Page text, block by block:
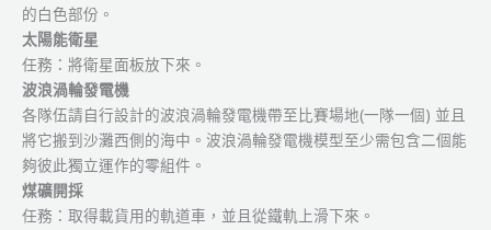
的白色部份。
太陽能衛星
任務：將衛星面板放下來。
波浪渦輪發電機
各隊伍請自行設計的波浪渦輪發電機帶至比賽場地(一隊一個) 並且
將它搬到沙灘西側的海中。波浪渦輪發電機模型至少需包含二個能
夠彼此獨立運作的零組件。
煤礦開採
任務：取得載貨用的軌道車，並且從鐵軌上滑下來。